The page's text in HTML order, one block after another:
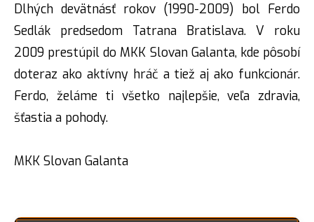
Dlhých devätnásť rokov (1990-2009) bol Ferdo
Sedlák predsedom Tatrana Bratislava. V roku
2009 prestúpil do MKK Slovan Galanta, kde pôsobí
doteraz ako aktívny hráč a tiež aj ako funkcionár.
Ferdo, želáme ti všetko najlepšie, veľa zdravia,
šťastia a pohody.
MKK Slovan Galanta